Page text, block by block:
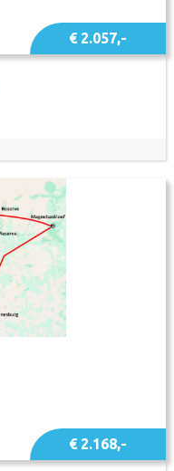
€ 2.057,-
€ 2.168,-